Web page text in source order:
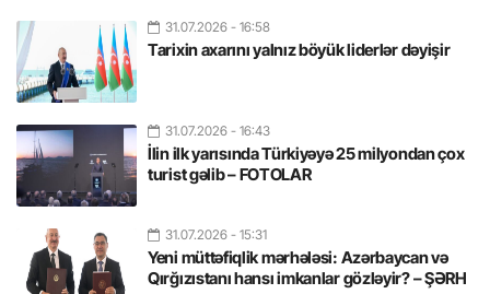
31.07.2026 - 16:58
Tarixin axarını yalnız böyük liderlər dəyişir
31.07.2026 - 16:43
İlin ilk yarısında Türkiyəyə 25 milyondan çox
turist gəlib – FOTOLAR
31.07.2026 - 15:31
Yeni müttəfiqlik mərhələsi: Azərbaycan və
Qırğızıstanı hansı imkanlar gözləyir? – ŞƏRH